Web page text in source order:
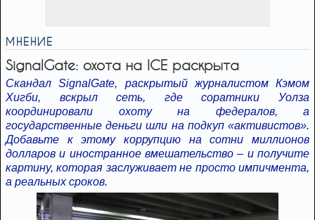
МНЕНИЕ
SignalGate: охота на ICE раскрыта
Скандал SignalGate, раскрытый журналистом Кэмом
Хигби, вскрыл сеть, где соратники Уолза
координировали охоту на федералов, а
государственные деньги шли на подкуп «активистов».
Добавьте к этому коррупцию на сотни миллионов
долларов и иностранное вмешательство – и получите
картину, которая заслуживает не просто импичмента,
а реальных сроков.